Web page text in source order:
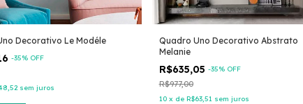
Decorativo Le Modéle
-35% OFF
sem juros
Quadro Uno Decorativo Abstrato
Melanie
R$635,05 -35% OFF
R$977,00
10 x de R$63,51 sem juros